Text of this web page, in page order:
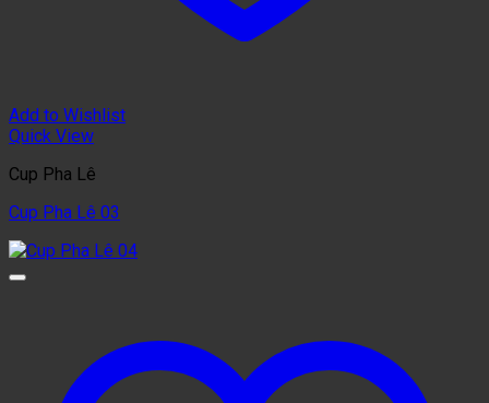
Add to Wishlist
Quick View
Cup Pha Lê
Cup Pha Lê 03